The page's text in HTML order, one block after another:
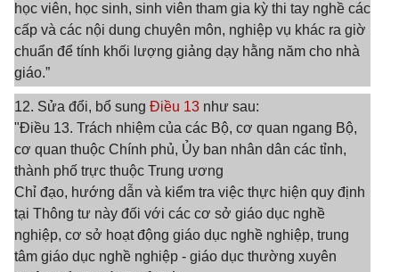
học viên, học sinh, sinh viên tham gia kỳ thi tay nghề các
cấp và các nội dung chuyên môn, nghiệp vụ khác ra giờ
chuẩn để tính khối lượng giảng dạy hằng năm cho nhà
giáo.”
12. Sửa đổi, bổ sung Điều 13 như sau:
"Điều 13. Trách nhiệm của các Bộ, cơ quan ngang Bộ,
cơ quan thuộc Chính phủ, Ủy ban nhân dân các tỉnh,
thành phố trực thuộc Trung ương
Chỉ đạo, hướng dẫn và kiểm tra việc thực hiện quy định
tại Thông tư này đối với các cơ sở giáo dục nghề
nghiệp, cơ sở hoạt động giáo dục nghề nghiệp, trung
tâm giáo dục nghề nghiệp - giáo dục thường xuyên